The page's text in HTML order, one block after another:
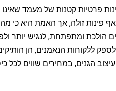
פרטיות קטנות של מעמד שאינו
ואף פינות זולה, אך האמת היא
הולכת ומתפתחת, לנגיש יותר
ללקוחות הנאמנים, הן
עיצוב הגנים, במחירים שווים